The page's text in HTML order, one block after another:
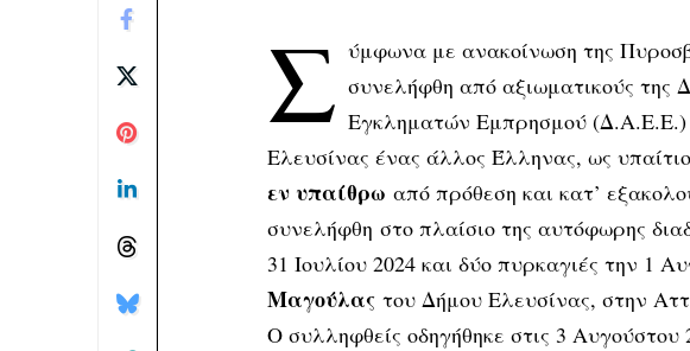
Σ ύμφωνα με ανακοίνωση της
συνελήφθη από αξιωματικούς της
Εγκληματών Εμπρησμού (Δ.Α.Ε.Ε.)
Ελευσίνας ένας άλλος Έλληνας, ως
εν υπαίθρω από πρόθεση και κατ’
συνελήφθη στο πλαίσιο της αυτόφωρης
31 Ιουλίου 2024 και δύο πυρκαγιές την 1
Μαγούλαςτου Δήμου Ελευσίνας, στην
Ο συλληφθείς οδηγήθηκε στις 3 Αυγούστου